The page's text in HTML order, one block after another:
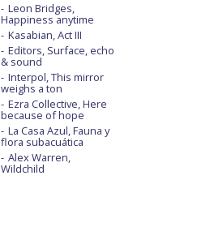
Leon Bridges,
Happiness anytime
Kasabian, Act III
Editors, Surface, echo
& sound
Interpol, This mirror
weighs a ton
Ezra Collective, Here
because of hope
La Casa Azul, Fauna y
flora subacuática
Alex Warren,
Wildchild